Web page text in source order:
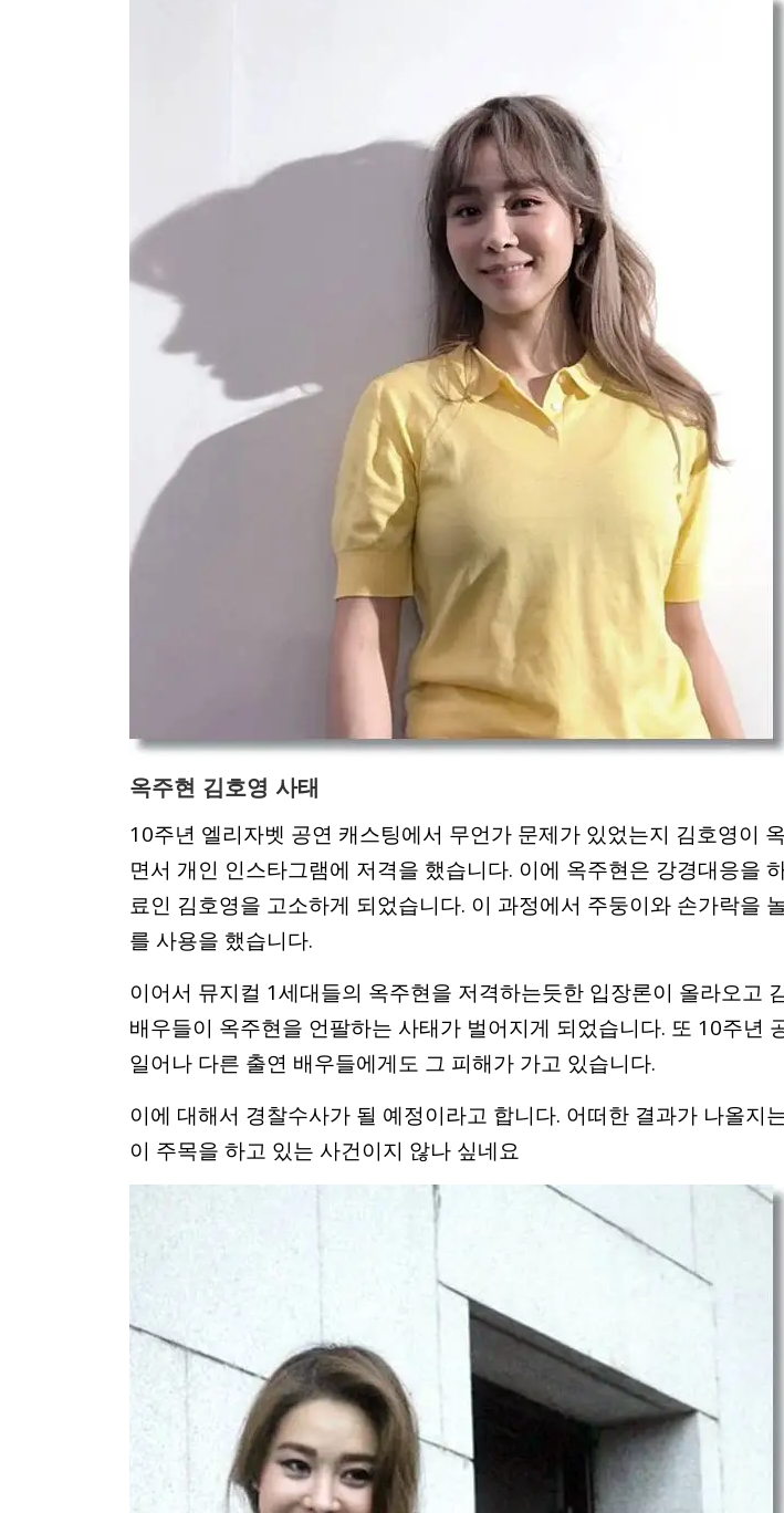
옥주현 김호영 사태
10주년 엘리자벳 공연 캐스팅에서 무언가 문제가 있었는지 김호영이
면서 개인 인스타그램에 저격을 했습니다. 이에 옥주현은 강경대응을
료인 김호영을 고소하게 되었습니다. 이 과정에서 주둥이와 손가락을
를 사용을 했습니다.
이어서 뮤지컬 1세대들의 옥주현을 저격하는듯한 입장론이 올라오고
배우들이 옥주현을 언팔하는 사태가 벌어지게 되었습니다. 또 10주년
일어나 다른 출연 배우들에게도 그 피해가 가고 있습니다.
이에 대해서 경찰수사가 될 예정이라고 합니다. 어떠한 결과가 나올지
이 주목을 하고 있는 사건이지 않나 싶네요